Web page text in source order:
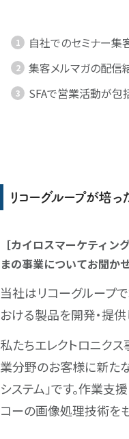
自社でのセミナー集
集客メルマガの配信
SFAで営業活動が包
リコーグループが培
［カイロスマーケティ
まの事業についてお聞か
当社はリコーグループ
おける製品を開発・提供
私たちエレクトロニク
業分野のお客様に新た
システム」です。作業
コーの画像処理技術を